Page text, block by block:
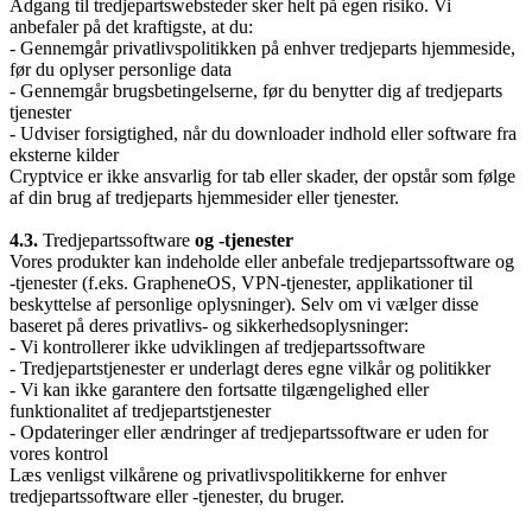
Adgang til tredjepartswebsteder sker helt på egen risiko. Vi
anbefaler på det kraftigste, at du:
- Gennemgår privatlivspolitikken på enhver tredjeparts hjemmeside,
før du oplyser personlige data
- Gennemgår brugsbetingelserne, før du benytter dig af tredjeparts
tjenester
- Udviser forsigtighed, når du downloader indhold eller software fra
eksterne kilder
Cryptvice er ikke ansvarlig for tab eller skader, der opstår som følge
af din brug af tredjeparts hjemmesider eller tjenester.
4.3. Tredjepartssoftware og -tjenester
Vores produkter kan indeholde eller anbefale tredjepartssoftware og
-tjenester (f.eks. GrapheneOS, VPN-tjenester, applikationer til
beskyttelse af personlige oplysninger). Selv om vi vælger disse
baseret på deres privatlivs- og sikkerhedsoplysninger:
- Vi kontrollerer ikke udviklingen af tredjepartssoftware
- Tredjepartstjenester er underlagt deres egne vilkår og politikker
- Vi kan ikke garantere den fortsatte tilgængelighed eller
funktionalitet af tredjepartstjenester
- Opdateringer eller ændringer af tredjepartssoftware er uden for
vores kontrol
Læs venligst vilkårene og privatlivspolitikkerne for enhver
tredjepartssoftware eller -tjenester, du bruger.